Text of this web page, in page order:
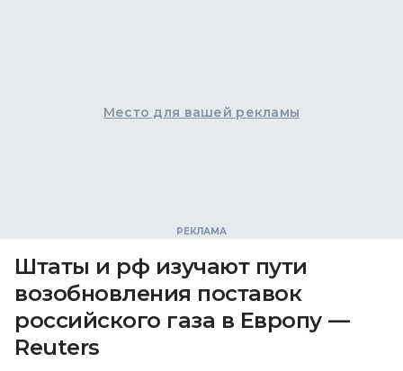
Место для вашей рекламы
Штаты и рф изучают пути
возобновления поставок
российского газа в Европу —
Reuters